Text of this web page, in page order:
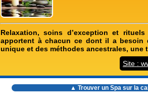
Relaxation, soins d’exception et
apportent à chacun ce dont il a besoin
unique et des méthodes ancestrales, une
Site :
▲ Trouver un Spa sur la